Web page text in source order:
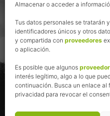
Almacenar o acceder a
Tus datos personales se tratarán
identificadores únicos y otros
y compartida con proveedores
o aplicación.
Es posible que algunos
interés legítimo, algo a lo que
continuación. Busca un enlace al
privacidad para revocar el